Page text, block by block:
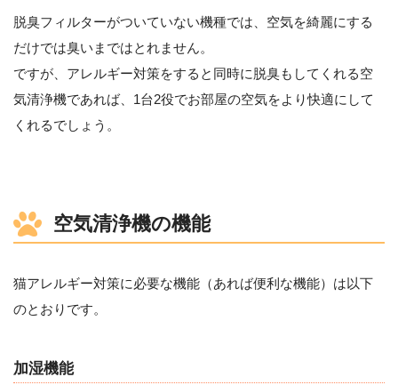
脱臭フィルターがついていない機種では、空気を綺麗にする
だけでは臭いまではとれません。
ですが、アレルギー対策をすると同時に脱臭もしてくれる空
気清浄機であれば、1台2役でお部屋の空気をより快適にして
くれるでしょう。
空気清浄機の機能
猫アレルギー対策に必要な機能（あれば便利な機能）は以下
のとおりです。
加湿機能